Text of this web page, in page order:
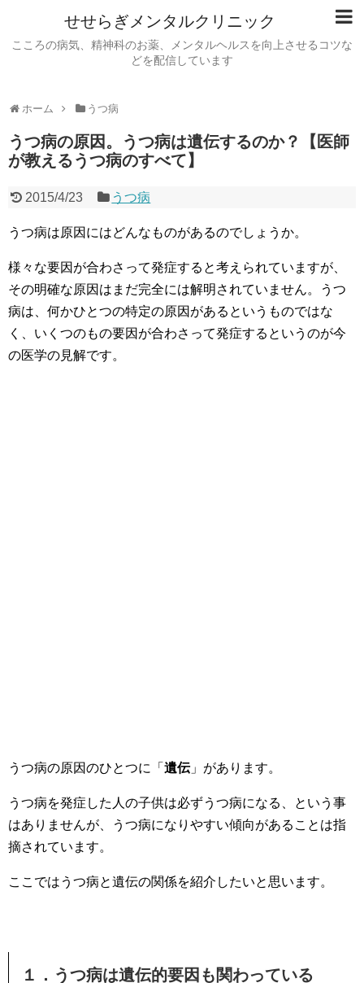
せせらぎメンタルクリニック
こころの病気、精神科のお薬、メンタルヘルスを向上させるコツな
どを配信しています
ホーム うつ病
うつ病の原因。うつ病は遺伝するのか？【医師
が教えるうつ病のすべて】
2015/4/23 うつ病
うつ病は原因にはどんなものがあるのでしょうか。
様々な要因が合わさって発症すると考えられていますが、
その明確な原因はまだ完全には解明されていません。うつ
病は、何かひとつの特定の原因があるというものではな
く、いくつのもの要因が合わさって発症するというのが今
の医学の見解です。
うつ病の原因のひとつに「 遺伝」があります。
うつ病を発症した人の子供は必ずうつ病になる、という事
はありませんが、うつ病になりやすい傾向があることは指
摘されています。
ここではうつ病と遺伝の関係を紹介したいと思います。
１．うつ病は遺伝的要因も関わっている